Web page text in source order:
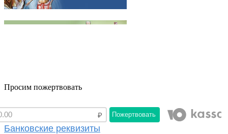
Просим пожертвовать
Пожертвовать
Банковские реквизиты